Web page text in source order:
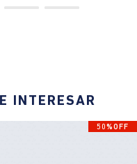
INTERESAR
50%OFF